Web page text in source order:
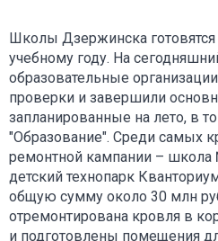
Школы Дзержинска
учебному году. На
образовательные
проверки и завершили
запланированные на лето, в
"Образование". Среди самых
ремонтной кампании – школа
детский технопарк
общую сумму около 30 млн
отремонтирована кровля в
и подготовлены помещения